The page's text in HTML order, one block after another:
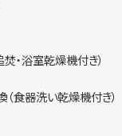
・浴室乾燥機付き）
食器洗い乾燥機付き）